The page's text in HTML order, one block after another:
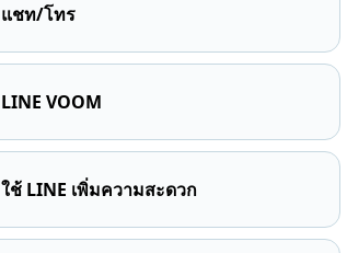
แชท/โทร
LINE VOOM
ใช้ LINE เพิ่มความสะดวก